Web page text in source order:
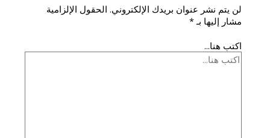
لن يتم نشر عنوان بريدك الإلكتروني. الحقول الإلزامية
مشار إليها بـ*
اكتب هنا...